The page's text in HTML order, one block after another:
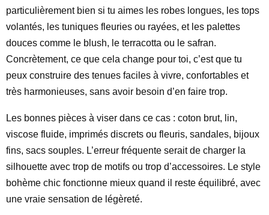
particulièrement bien si tu aimes les robes longues, les tops
volantés, les tuniques fleuries ou rayées, et les palettes
douces comme le blush, le terracotta ou le safran.
Concrètement, ce que cela change pour toi, c’est que tu
peux construire des tenues faciles à vivre, confortables et
très harmonieuses, sans avoir besoin d’en faire trop.
Les bonnes pièces à viser dans ce cas : coton brut, lin,
viscose fluide, imprimés discrets ou fleuris, sandales, bijoux
fins, sacs souples. L’erreur fréquente serait de charger la
silhouette avec trop de motifs ou trop d’accessoires. Le style
bohème chic fonctionne mieux quand il reste équilibré, avec
une vraie sensation de légèreté.